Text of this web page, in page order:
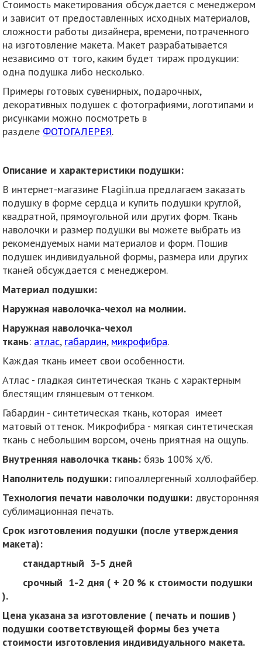
Стоимость макетирования обсуждается с менеджером
и зависит от предоставленных исходных материалов,
сложности работы дизайнера, времени, потраченного
на изготовление макета. Макет разрабатывается
независимо от того, каким будет тираж продукции:
одна подушка либо несколько.
Примеры готовых сувенирных, подарочных,
декоративных подушек с фотографиями, логотипами и
рисунками можно посмотреть в
разделе ФОТОГАЛЕРЕЯ.
Описание и характеристики подушки:
В интернет-магазине Flagi.in.ua предлагаем заказать
подушку в форме сердца и купить подушки круглой,
квадратной, прямоугольной или других форм. Ткань
наволочки и размер подушки вы можете выбрать из
рекомендуемых нами материалов и форм. Пошив
подушек индивидуальной формы, размера или других
тканей обсуждается с менеджером.
Материал подушки:
Наружная наволочка-чехол на молнии.
Наружная наволочка-чехол
ткань: атлас, габардин, микрофибра.
Каждая ткань имеет свои особенности.
Атлас - гладкая синтетическая ткань с характерным
блестящим глянцевым оттенком.
Габардин - синтетическая ткань, которая имеет
матовый оттенок. Микрофибра - мягкая синтетическая
ткань с небольшим ворсом, очень приятная на ощупь.
Внутренняя наволочка ткань: бязь 100% х/б.
Наполнитель подушки: гипоаллергенный холлофайбер.
Технология печати наволочки подушки: двусторонняя
сублимационная печать.
Срок изготовления подушки (после утверждения
макета):
стандартный 3-5 дней
срочный 1-2 дня ( + 20 % к стоимости подушки
).
Цена указана за изготовление ( печать и пошив )
подушки соответствующей формы без учета
стоимости изготовления индивидуального макета.